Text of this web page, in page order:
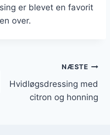
er blevet en favorit
over.
NÆSTE
Hvidløgsdressing med
citron og honning